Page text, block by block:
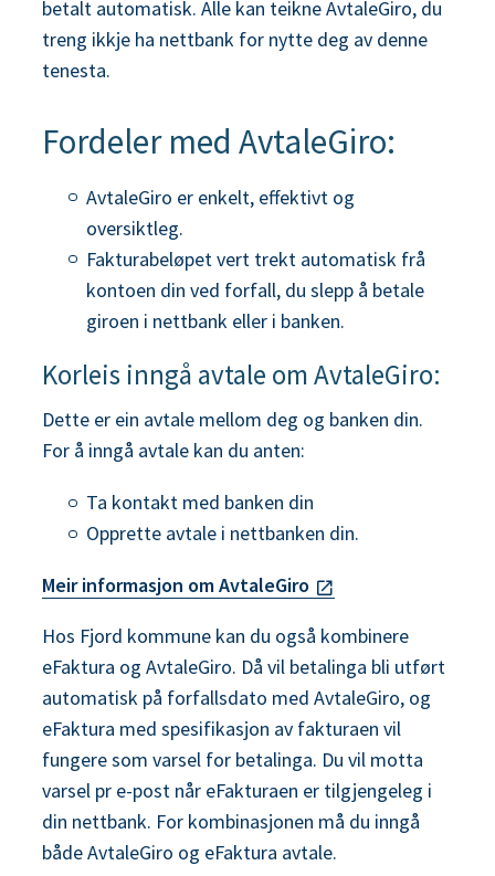
betalt automatisk. Alle kan teikne AvtaleGiro, du
treng ikkje ha nettbank for nytte deg av denne
tenesta.
Fordeler med AvtaleGiro:
AvtaleGiro er enkelt, effektivt og
oversiktleg.
Fakturabeløpet vert trekt automatisk frå
kontoen din ved forfall, du slepp å betale
giroen i nettbank eller i banken.
Korleis inngå avtale om AvtaleGiro:
Dette er ein avtale mellom deg og banken din.
For å inngå avtale kan du anten:
Ta kontakt med banken din
Opprette avtale i nettbanken din.
Meir informasjon om AvtaleGiro
Hos Fjord kommune kan du også kombinere
eFaktura og AvtaleGiro. Då vil betalinga bli utført
automatisk på forfallsdato med AvtaleGiro, og
eFaktura med spesifikasjon av fakturaen vil
fungere som varsel for betalinga. Du vil motta
varsel pr e-post når eFakturaen er tilgjengeleg i
din nettbank. For kombinasjonen må du inngå
både AvtaleGiro og eFaktura avtale.